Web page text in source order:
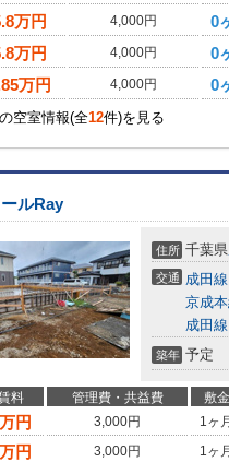
万円 4,000円 0
万円 4,000円 0
万円 4,000円 0
空室情報(全12件)を見る
ールRay
住所 千葉県
交通 成田線
京成
成田線
築年 予定
料 管理費・共益費 敷金
円 3,000円 1ヶ月
円 3,000円 1ヶ月